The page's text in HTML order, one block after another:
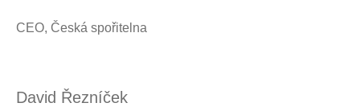
CEO, Česká spořitelna
David Řezníček